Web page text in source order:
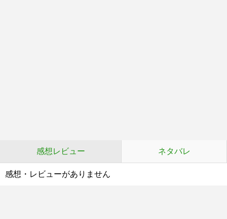
感想レビュー ネタバレ
感想・レビューがありません